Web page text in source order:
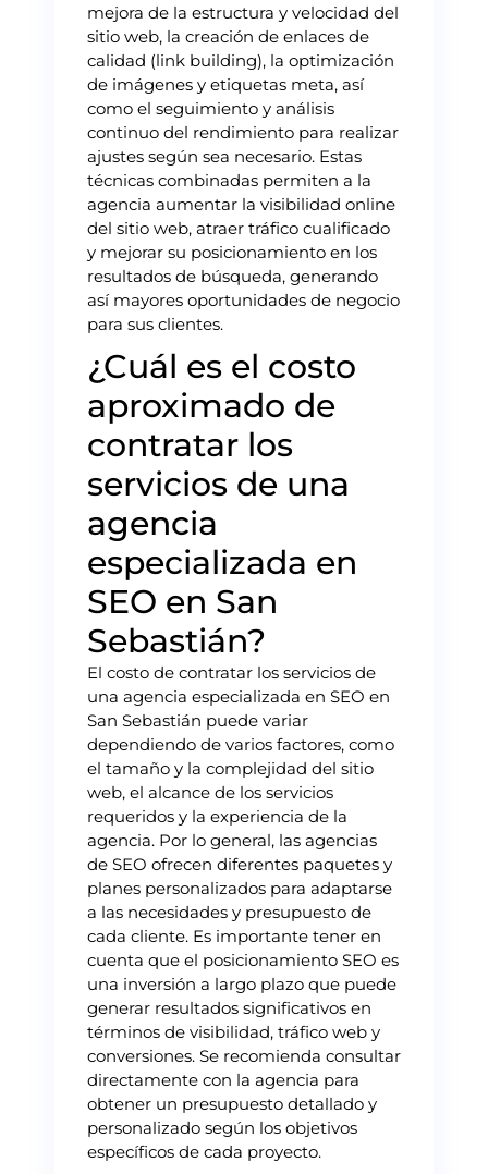
mejora de la estructura y velocidad del
sitio web, la creación de enlaces de
calidad (link building), la optimización
de imágenes y etiquetas meta, así
como el seguimiento y análisis
continuo del rendimiento para realizar
ajustes según sea necesario. Estas
técnicas combinadas permiten a la
agencia aumentar la visibilidad online
del sitio web, atraer tráfico cualificado
y mejorar su posicionamiento en los
resultados de búsqueda, generando
así mayores oportunidades de negocio
para sus clientes.
¿Cuál es el costo
aproximado de
contratar los
servicios de una
agencia
especializada en
SEO en San
Sebastián?
El costo de contratar los servicios de
una agencia especializada en SEO en
San Sebastián puede variar
dependiendo de varios factores, como
el tamaño y la complejidad del sitio
web, el alcance de los servicios
requeridos y la experiencia de la
agencia. Por lo general, las agencias
de SEO ofrecen diferentes paquetes y
planes personalizados para adaptarse
a las necesidades y presupuesto de
cada cliente. Es importante tener en
cuenta que el posicionamiento SEO es
una inversión a largo plazo que puede
generar resultados significativos en
términos de visibilidad, tráfico web y
conversiones. Se recomienda consultar
directamente con la agencia para
obtener un presupuesto detallado y
personalizado según los objetivos
específicos de cada proyecto.